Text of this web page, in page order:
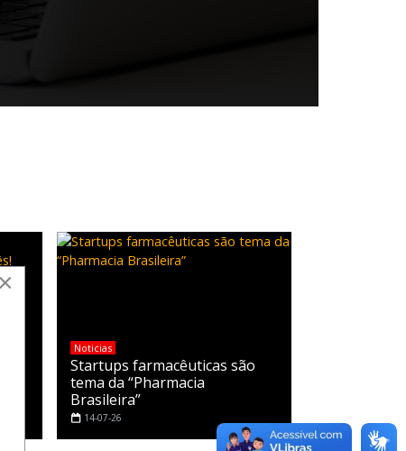
Noticias
Startups farmacêuticas são
tema da “Pharmacia
Brasileira”
14-07-26
×